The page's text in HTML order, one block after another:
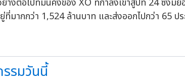
างต่อไปที่มั่นคงของ XO ที่กำลังเข้าสู่ปีที่ 24 ซึ่งมีย
มากกว่า 1,524 ล้านบาท และส่งออกไปกว่า 65 ปร
รมวันนี้